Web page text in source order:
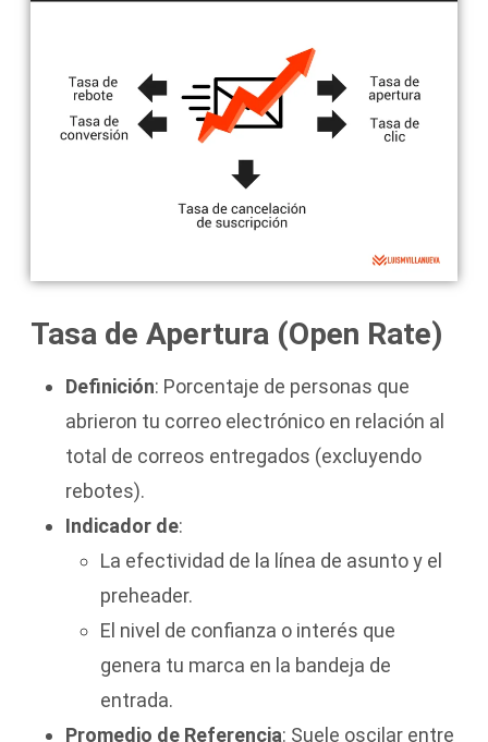
Tasa de Apertura (Open Rate)
Definición: Porcentaje de personas que
abrieron tu correo electrónico en relación al
total de correos entregados (excluyendo
rebotes).
Indicador de:
La efectividad de la línea de asunto y el
preheader.
El nivel de confianza o interés que
genera tu marca en la bandeja de
entrada.
Promedio de Referencia: Suele oscilar entre